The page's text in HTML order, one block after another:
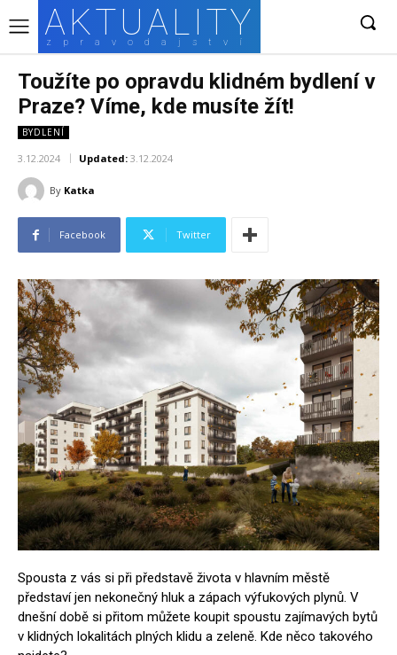
AKTUALITY
zpravodajství
Toužíte po opravdu klidném bydlení v
Praze? Víme, kde musíte žít!
BYDLENÍ
3.12.2024 Updated: 3.12.2024
By Katka
Facebook Twitter
Spousta z vás si při představě života v hlavním městě
představí jen nekonečný hluk a zápach výfukových plynů. V
dnešní době si přitom můžete koupit spoustu zajímavých bytů
v klidných lokalitách plných klidu a zeleně. Kde něco takového